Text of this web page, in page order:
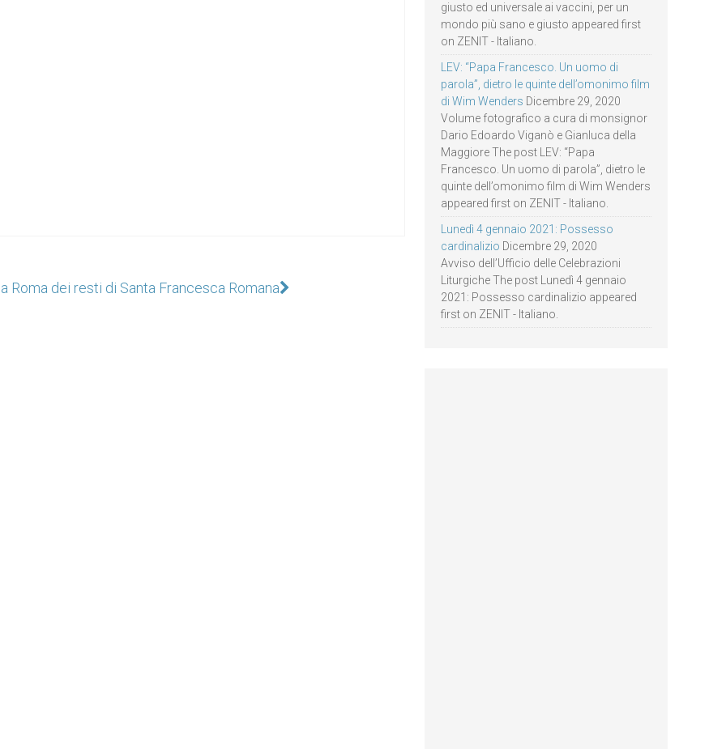
Roma dei resti di Santa Francesca Romana
giusto ed universale ai vaccini, per un
mondo più sano e giusto appeared first
on ZENIT - Italiano.
LEV: “Papa Francesco. Un uomo di
parola”, dietro le quinte dell’omonimo film
di Wim Wenders Dicembre 29, 2020
Volume fotografico a cura di monsignor
Dario Edoardo Viganò e Gianluca della
Maggiore The post LEV: “Papa
Francesco. Un uomo di parola”, dietro le
quinte dell’omonimo film di Wim Wenders
appeared first on ZENIT - Italiano.
Lunedì 4 gennaio 2021: Possesso
cardinalizio Dicembre 29, 2020
Avviso dell’Ufficio delle Celebrazioni
Liturgiche The post Lunedì 4 gennaio
2021: Possesso cardinalizio appeared
first on ZENIT - Italiano.